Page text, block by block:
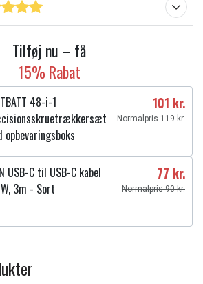
Tilføj nu – få
15% Rabat
48-i-1
opbevaringsboks
101 kr.
Normalpris 119 kr.
USB-C til USB-C kabel
3m - Sort
77 kr.
Normalpris 90 kr.